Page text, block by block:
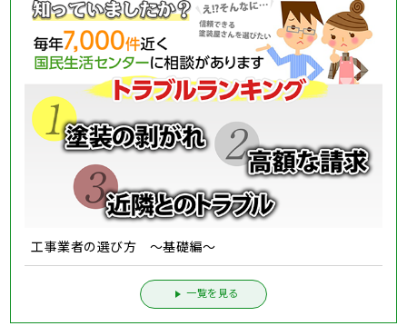
工事業者の選び方 ～基礎編～
一覧を見る